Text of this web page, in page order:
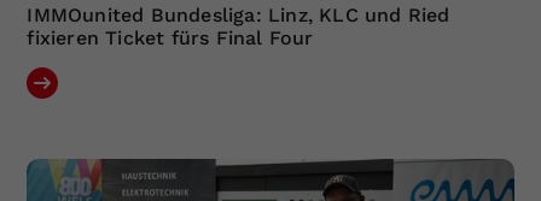
IMMOunited Bundesliga: Linz, KLC und Ried
fixieren Ticket fürs Final Four